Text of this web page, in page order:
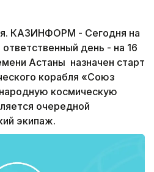
КАЗИНФОРМ - Сегодня на
день - на 16
Астаны назначен старт
корабля «Союз
космическую
очередной
экипаж.